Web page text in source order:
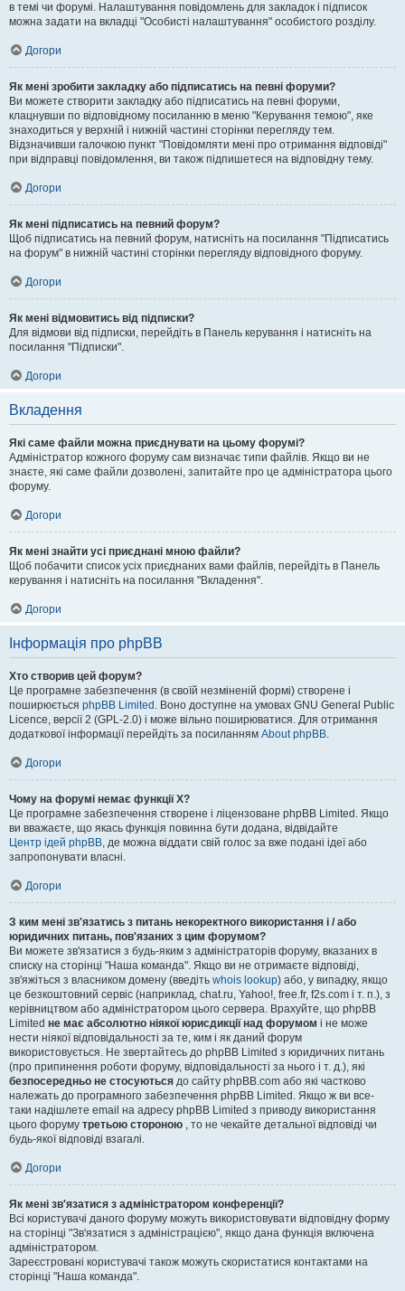
в темі чи форумі. Налаштування повідомлень для закладок і підписок
можна задати на вкладці "Особисті налаштування" особистого розділу.
Догори
Як мені зробити закладку або підписатись на певні форуми?
Ви можете створити закладку або підписатись на певні форуми,
клацнувши по відповідному посиланню в меню "Керування темою", яке
знаходиться у верхній і нижній частині сторінки перегляду тем.
Відзначивши галочкою пункт "Повідомляти мені про отримання відповіді"
при відправці повідомлення, ви також підпишетеся на відповідну тему.
Догори
Як мені підписатись на певний форум?
Щоб підписатись на певний форум, натисніть на посилання "Підписатись
на форум" в нижній частині сторінки перегляду відповідного форуму.
Догори
Як мені відмовитись від підписки?
Для відмови від підписки, перейдіть в Панель керування і натисніть на
посилання "Підписки".
Догори
Вкладення
Які саме файли можна приєднувати на цьому форумі?
Адміністратор кожного форуму сам визначає типи файлів. Якщо ви не
знаєте, які саме файли дозволені, запитайте про це адміністратора цього
форуму.
Догори
Як мені знайти усі приєднані мною файли?
Щоб побачити список усіх приєднаних вами файлів, перейдіть в Панель
керування і натисніть на посилання "Вкладення".
Догори
Інформація про phpBB
Хто створив цей форум?
Це програмне забезпечення (в своїй незміненій формі) створене і
поширюється phpBB Limited . Воно доступне на умовах GNU General Public
Licence, версії 2 (GPL-2.0) і може вільно поширюватися. Для отримання
додаткової інформації перейдіть за посиланням About phpBB.
Догори
Чому на форумі немає функції X?
Це програмне забезпечення створене і ліцензоване phpBB Limited. Якщо
ви вважаєте, що якась функція повинна бути додана, відвідайте
Центр ідей phpBB, де можна віддати свій голос за вже подані ідеї або
запропонувати власні.
Догори
З ким мені зв'язатись з питань некоректного використання і / або
юридичних питань, пов'язаних з цим форумом?
Ви можете зв'язатися з будь-яким з адміністраторів форуму, вказаних в
списку на сторінці "Наша команда". Якщо ви не отримаєте відповіді,
зв'яжіться з власником домену (введіть whois lookup) або, у випадку, якщо
це безкоштовний сервіс (наприклад, chat.ru, Yahoo!, free.fr, f2s.com і т. п.), з
керівництвом або адміністратором цього сервера. Врахуйте, що phpBB
Limited не має абсолютно ніякої юрисдикції над форумом і не може
нести ніякої відповідальності за те, ким і як даний форум
використовується. Не звертайтесь до phpBB Limited з юридичних питань
(про припинення роботи форуму, відповідальності за нього і т. д.), які
безпосередньо не стосуються до сайту phpBB.com або які частково
належать до програмного забезпечення phpBB Limited. Якщо ж ви все-
таки надішлете email на адресу phpBB Limited з приводу використання
цього форуму третьою стороною , то не чекайте детальної відповіді чи
будь-якої відповіді взагалі.
Догори
Як мені зв'язатися з адміністратором конференції?
Всі користувачі даного форуму можуть використовувати відповідну форму
на сторінці "Зв'язатися з адміністрацією", якщо дана функція включена
адміністратором.
Зареєстровані користувачі також можуть скористатися контактами на
сторінці "Наша команда".